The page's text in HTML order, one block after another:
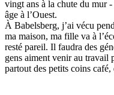
vingt ans à la chute du mur
âge à l’Ouest.
À Babelsberg, j’ai vécu
ma maison, ma fille va à
resté pareil. Il faudra des
gens aiment venir au travail
partout des petits coins café,